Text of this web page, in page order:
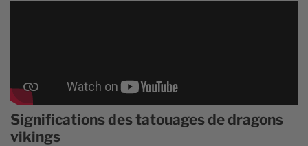
Significations des tatouages de dragons
vikings